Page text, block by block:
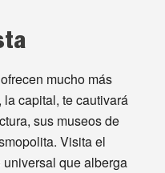
mucho más
capital, te cautivará
sus museos de
Visita el
que alberga